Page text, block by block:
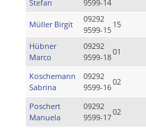
Stefan
9599-14
Müller Birgit
09292
9599-15
15
Hübner
Marco
09292
9599-18
01
Koschemann
Sabrina
09292
9599-16
02
Poschert
Manuela
09292
9599-17
02